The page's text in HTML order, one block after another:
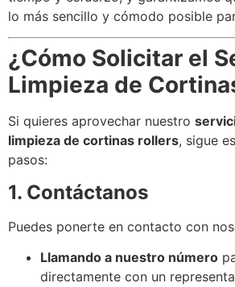
lo más sencillo y cómodo posible
¿Cómo Solicitar el
Limpieza de
Si quieres aprovechar nuestro
limpieza de cortinas rollers, sigue
pasos:
1. Contáctanos
Puedes ponerte en contacto con
Llamando a nuestro número
directamente con un